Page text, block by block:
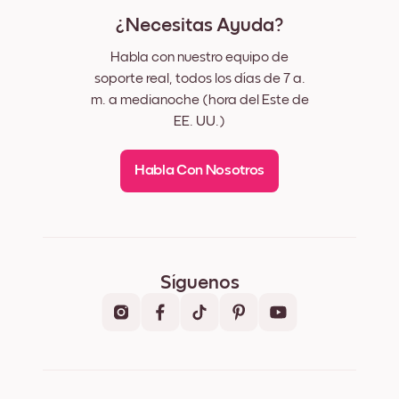
¿Necesitas Ayuda?
Habla con nuestro equipo de
soporte real, todos los días de 7 a.
m. a medianoche (hora del Este de
EE. UU.)
Habla Con Nosotros
Síguenos